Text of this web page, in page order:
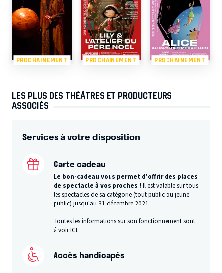
PROCHAINEMENT PROCHAINEMENT PROCHAINEMENT
LES PLUS DES THÉÂTRES ET PRODUCTEURS
ASSOCIÉS
Services à votre disposition
Carte cadeau
Le bon-cadeau vous permet d'offrir des places
de spectacle à vos proches ! Il est valable sur tous
les spectacles de sa catégorie (tout public ou jeune
public) jusqu'au 31 décembre 2021.
Toutes les informations sur son fonctionnementsont
à voir ICI.
Accès handicapés